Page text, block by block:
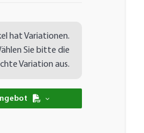
hat Variationen.
Sie bitte die
Variation aus.